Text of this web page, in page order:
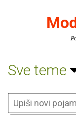
Sve teme